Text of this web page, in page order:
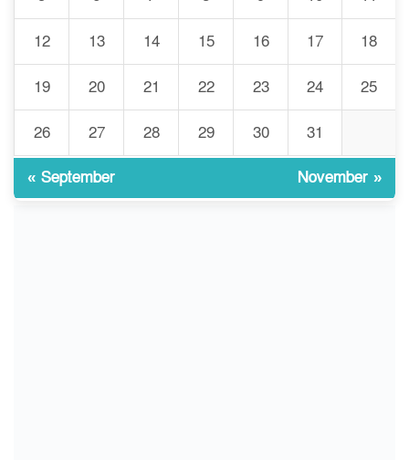
গঠিত হলো উচ্চপর্যায়ের কমিটি
৮
মাত্র ৯১ টন ভারতীয় মরিচেই
ভেঙে পড়ল বাজার/৪০০ টাকা
কেজি দাম কে ধরে রেখেছিল?
৯
জুলাই আন্দোলন ছিল সম্মিলিত,
লক্ষ্য হওয়া উচিত ঐক্য ও
12 13 14 15 16 17 18
19 20 21 22 23 24 25
26 27 28 29 30 31
« September November »